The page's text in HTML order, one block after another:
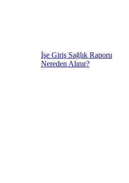
İşe Giriş Sağlık Raporu
Nereden Alınır?